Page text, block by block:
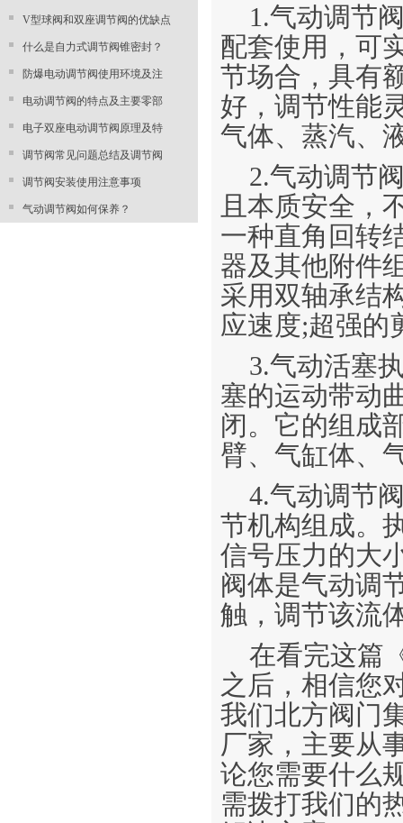
V型球阀和双座调节阀的优缺点
什么是自力式调节阀锥密封？
防爆电动调节阀使用环境及注
电动调节阀的特点及主要零部
电子双座电动调节阀原理及特
调节阀常见问题总结及调节阀
调节阀安装使用注意事项
气动调节阀如何保养？
1.气动调节
配套使用，可
节场合，具有
好，调节性能
气体、蒸汽、
2.气动调节
且本质安全，
一种直角回转
器及其他附件
采用双轴承结
应速度;超强的
3.气动活塞
塞的运动带动
闭。它的组成
臂、气缸体、
4.气动调节
节机构组成。
信号压力的大
阀体是气动调
触，调节该流
在看完这篇
之后，相信您
我们北方阀门
厂家，主要从
论您需要什么
需拨打我们的